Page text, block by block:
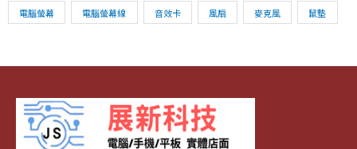
電腦螢幕 電腦螢幕線 音效卡 風扇 麥克風 鼠墊